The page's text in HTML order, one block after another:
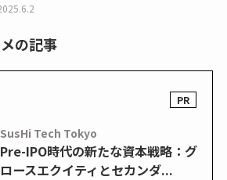
の記事
SusHi Tech Tokyo
Pre-IPO時代の新たな資本戦略：グ
ロースエクイティとセカンダ...